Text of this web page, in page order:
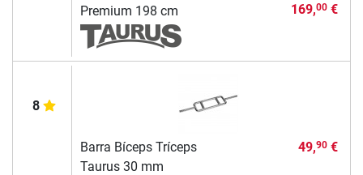
Premium 198 cm
169,00€
8
Barra Bíceps Tríceps
Taurus 30 mm
49,90€